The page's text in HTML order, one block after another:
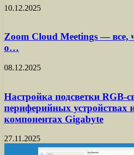
10.12.2025
Zoom Cloud Meetings — все,
о…
08.12.2025
Настройка подсветки RGB-
периферийных устройствах
компонентах Gigabyte
27.11.2025